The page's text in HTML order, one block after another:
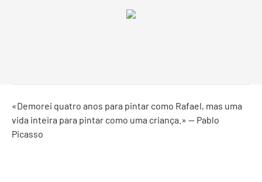
«Demorei quatro anos para pintar como Rafael, mas uma
vida inteira para pintar como uma criança.» — Pablo
Picasso